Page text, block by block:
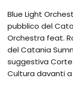
Blue Light
pubblico del
Orchestra feat.
del Catania
suggestiva Corte
Cultura davanti a